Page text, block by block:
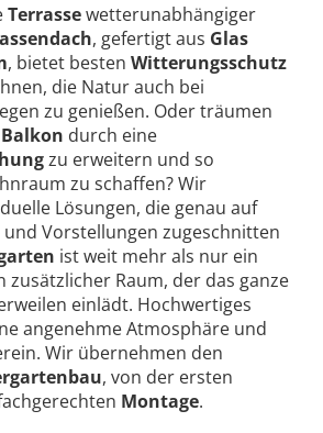
Terrassewetterunabhängiger
, gefertigt aus Glas
, bietet besten Witterungsschutz
die Natur auch bei
zu genießen. Oder träumen
Balkon durch eine
zu erweitern und so
zu schaffen? Wir
Lösungen, die genau auf
Vorstellungen zugeschnitten
ist weit mehr als nur ein
zusätzlicher Raum, der das ganze
einlädt. Hochwertiges
angenehme Atmosphäre und
Wir übernehmen den
, von der ersten
Montage.